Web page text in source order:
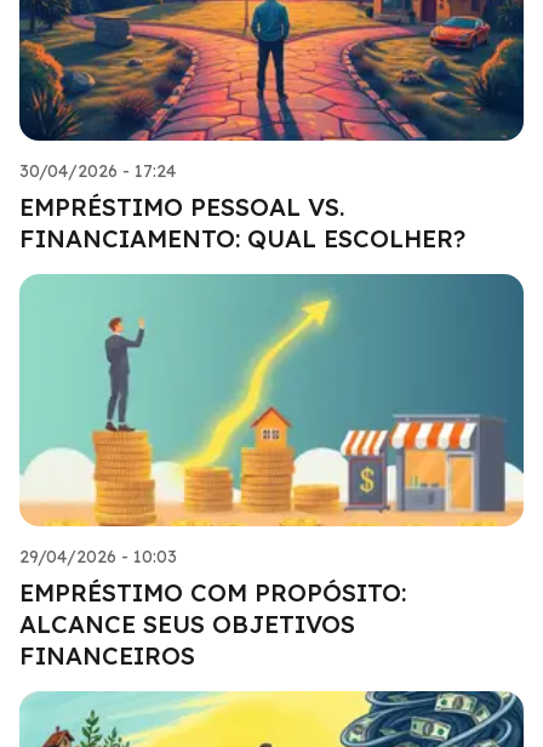
30/04/2026 - 17:24
EMPRÉSTIMO PESSOAL VS.
FINANCIAMENTO: QUAL ESCOLHER?
29/04/2026 - 10:03
EMPRÉSTIMO COM PROPÓSITO:
ALCANCE SEUS OBJETIVOS
FINANCEIROS